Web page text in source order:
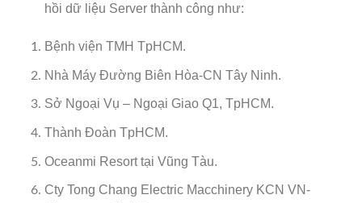
hồi dữ liệu Server thành công như:
Bệnh viện TMH TpHCM.
Nhà Máy Đường Biên Hòa-CN Tây Ninh.
Sở Ngoại Vụ – Ngoại Giao Q1, TpHCM.
Thành Đoàn TpHCM.
Oceanmi Resort tại Vũng Tàu.
Cty Tong Chang Electric Macchinery KCN VN-